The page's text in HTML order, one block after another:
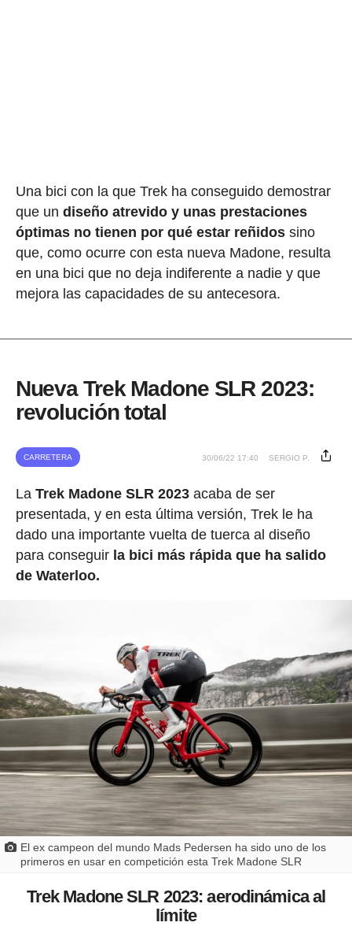
Una bici con la que Trek ha conseguido demostrar
que un diseño atrevido y unas prestaciones
óptimas no tienen por qué estar reñidossino
que, como ocurre con esta nueva Madone, resulta
en una bici que no deja indiferente a nadie y que
mejora las capacidades de su antecesora.
Nueva Trek Madone SLR 2023:
revolución total
CARRETERA 30/06/22 17:40 SERGIO P.
La Trek Madone SLR 2023acaba de ser
presentada, y en esta última versión, Trek le ha
dado una importante vuelta de tuerca al diseño
para conseguir la bici más rápida que ha salido
de Waterloo.
El ex campeon del mundo Mads Pedersen ha sido uno de los
primeros en usar en competición esta Trek Madone SLR
Trek Madone SLR 2023: aerodinámica al
límite